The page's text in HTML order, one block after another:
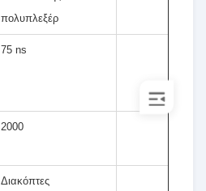
πολυπλεξέρ
75 ns
2000
Διακόπτες